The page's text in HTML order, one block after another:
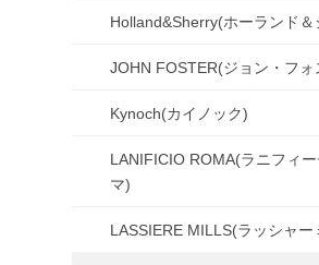
Holland&Sherry(ホーランド＆
JOHN FOSTER(ジョン・フォ
Kynoch(カイノック)
LANIFICIO ROMA(ラニフィ
マ)
LASSIERE MILLS(ラッシャー